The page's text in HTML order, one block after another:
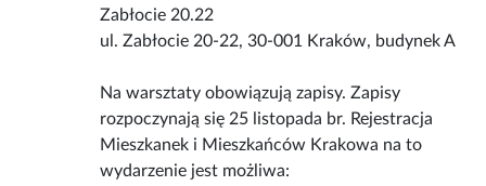
Zabłocie 20.22
ul. Zabłocie 20-22, 30-001 Kraków, budynek A
Na warsztaty obowiązują zapisy. Zapisy
rozpoczynają się 25 listopada br. Rejestracja
Mieszkanek i Mieszkańców Krakowa na to
wydarzenie jest możliwa: